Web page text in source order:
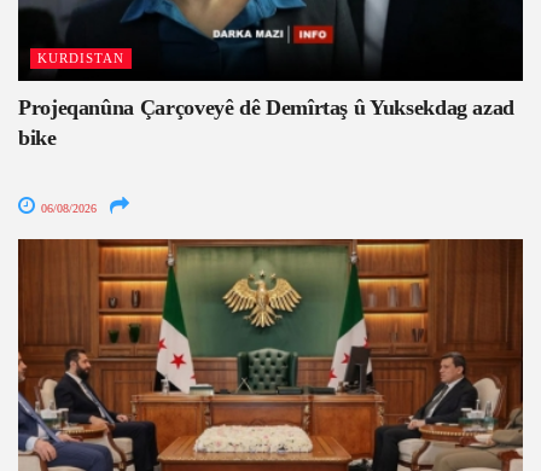
KURDISTAN
Projeqanûna Çarçoveyê dê Demîrtaş û Yuksekdag azad
bike
06/08/2026